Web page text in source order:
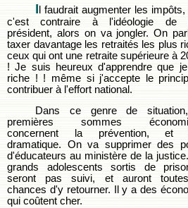
Il faudrait augmenter les impôts,
c'est contraire à l'idéologie de
président, alors on va jongler. On
taxer davantage les retraités les plus
ceux qui ont une retraite supérieure à
! Je suis heureux d'apprendre que
riche ! ! même si j'accepte le
contribuer à l'effort national.
Dans ce genre de
premières sommes
concernent la prévention, et
dramatique. On va supprimer des
d'éducateurs au ministère de la
grands adolescents sortis de
seront pas suivi, et auront
chances d'y retourner. Il y a des
qui coûtent cher.